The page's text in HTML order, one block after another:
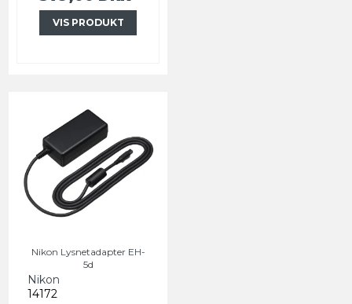
VIS PRODUKT
Nikon Lysnetadapter EH-
5d
Nikon
14172